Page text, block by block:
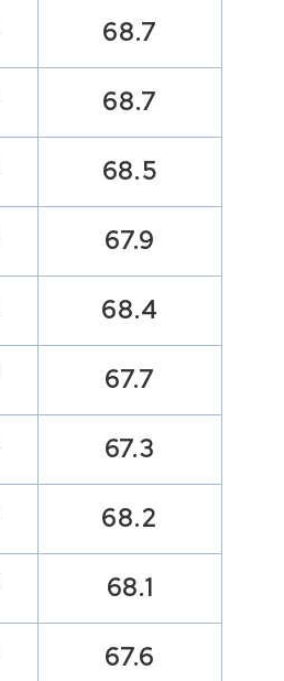
68.7
68.7
68.5
67.9
68.4
67.7
67.3
68.2
68.1
67.6